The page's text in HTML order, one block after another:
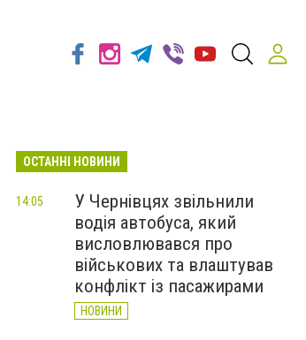
ОСТАННІ НОВИНИ
У Чернівцях звільнили
водія автобуса, який
висловлювався про
військових та влаштував
конфлікт із пасажирами
НОВИНИ
14:05